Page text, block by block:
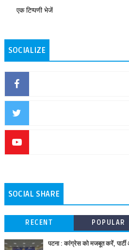
एक टिप्पणी भेजें
SOCIALIZE
SOCIAL SHARE
RECENT POPULAR
पटना : कांग्रेस को मजबूत करें,